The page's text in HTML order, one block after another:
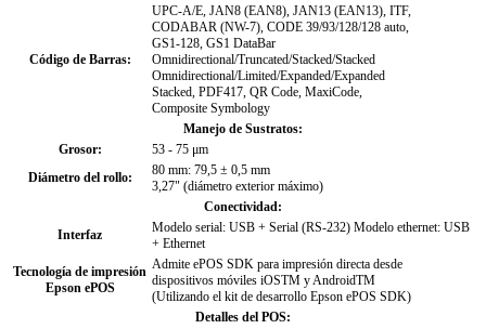
Código de Barras:
UPC-A/E, JAN8 (EAN8), JAN13 (EAN13), ITF,
CODABAR (NW-7), CODE 39/93/128/128 auto,
GS1-128, GS1 DataBar
Omnidirectional/Truncated/Stacked/Stacked
Omnidirectional/Limited/Expanded/Expanded
Stacked, PDF417, QR Code, MaxiCode,
Composite Symbology
Manejo de Sustratos:
Grosor:
53 - 75 μm
Diámetro del rollo:
80 mm: 79,5 ± 0,5 mm
3,27" (diámetro exterior máximo)
Conectividad:
Interfaz
Modelo serial: USB + Serial (RS-232) Modelo ethernet: USB
+ Ethernet
Tecnología de impresión
Epson ePOS
Admite ePOS SDK para impresión directa desde
dispositivos móviles iOSTM y AndroidTM
(Utilizando el kit de desarrollo Epson ePOS SDK)
Detalles del POS: